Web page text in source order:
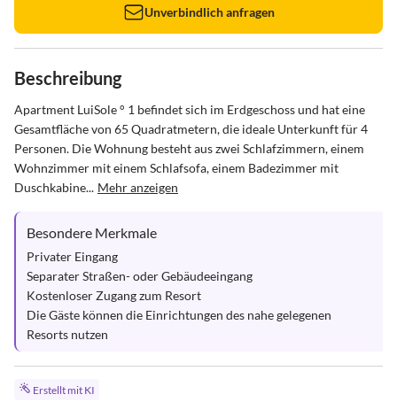
Unverbindlich anfragen
Beschreibung
Apartment LuiSole ° 1 befindet sich im Erdgeschoss und hat eine
Gesamtfläche von 65 Quadratmetern, die ideale Unterkunft für 4
Personen. Die Wohnung besteht aus zwei Schlafzimmern, einem
Wohnzimmer mit einem Schlafsofa, einem Badezimmer mit
Duschkabine... Mehr anzeigen
Besondere Merkmale
Privater Eingang
Separater Straßen- oder Gebäudeeingang
Kostenloser Zugang zum Resort
Die Gäste können die Einrichtungen des nahe gelegenen
Resorts nutzen
Erstellt mit KI